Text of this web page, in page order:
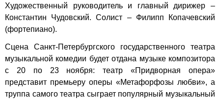
Художественный руководитель и главный дирижер –
Константин Чудовский. Солист – Филипп Копачевский
(фортепиано).
Сцена Санкт-Петербургского государственного театра
музыкальной комедии будет отдана музыке композитора
с 20 по 23 ноября: театр «Придворная опера»
представит премьеру оперы «Метафорфозы любви», а
труппа самого театра сыграет популярный музыкальный